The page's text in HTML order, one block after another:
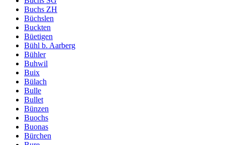
Buchs ZH
Büchslen
Buckten
Büetigen
Bühl b. Aarberg
Bühler
Buhwil
Buix
Bülach
Bulle
Bullet
Bünzen
Buochs
Buonas
Bürchen